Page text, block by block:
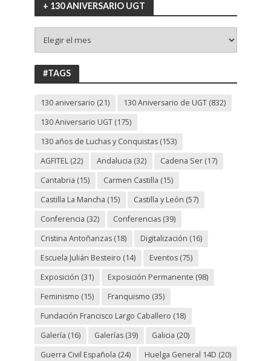
+ 130 ANIVERSARIO UGT
130
ANIVERSARIO
UGT
#TAGS
130 aniversario (21) 130 Aniversario de UGT(832)
130 Aniversario UGT(175)
130 años de Luchas y Conquistas(153)
AGFITEL(22) Andalucia (32) Cadena Ser(17)
Cantabria (15) Carmen Castilla (15)
Castilla La Mancha (15) Castilla y León (57)
Conferencia (32) Conferencias(39)
Cristina Antoñanzas(18) Digitalización (16)
Escuela Julián Besteiro (14) Eventos(75)
Exposición (31) Exposición Permanente (98)
Feminismo (15) Franquismo (35)
Fundación Francisco Largo Caballero (18)
Galería (16) Galerías(39) Galicia (20)
Guerra Civil Española (24) Huelga General 14D (20)